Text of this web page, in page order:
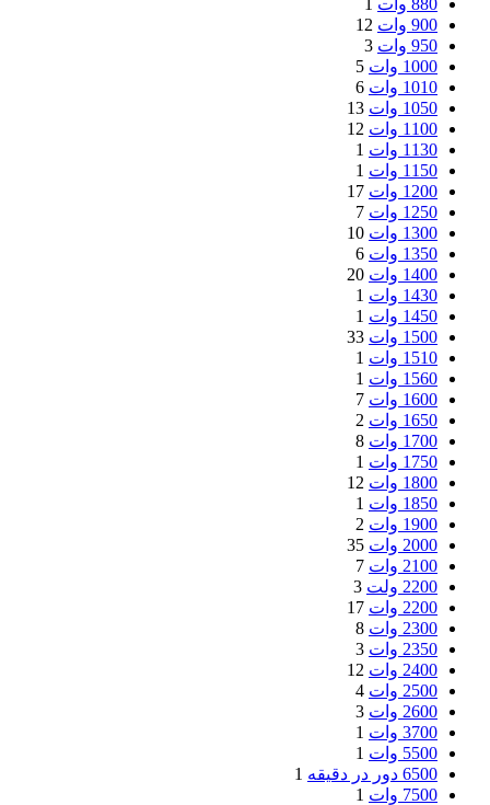
900 وات
12
950 وات
3
1000 وات
5
1010 وات
6
1050 وات
13
1100 وات
12
1130 وات
1
1150 وات
1
1200 وات
17
1250 وات
7
1300 وات
10
1350 وات
6
1400 وات
20
1430 وات
1
1450 وات
1
1500 وات
33
1510 وات
1
1560 وات
1
1600 وات
7
1650 وات
2
1700 وات
8
1750 وات
1
1800 وات
12
1850 وات
1
1900 وات
2
2000 وات
35
2100 وات
7
2200 ولت
3
2200 وات
17
2300 وات
8
2350 وات
3
2400 وات
12
2500 وات
4
2600 وات
3
3700 وات
1
5500 وات
1
6500 دور در دقیقه
1
7500 وات
1